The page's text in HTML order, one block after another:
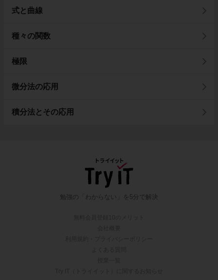
式と曲線
種々の関数
極限
微分法の応用
積分法とその応用
勉強の「わからない」を5分で解決